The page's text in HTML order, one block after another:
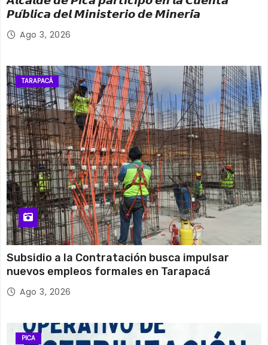
n
r
a
d
a
s
𝙋𝙪́𝙗𝙡𝙞𝙘𝙖 𝙙𝙚𝙡 𝙈𝙞𝙣𝙞𝙨𝙩𝙚𝙧𝙞𝙤 𝙙𝙚 𝙈𝙞𝙣𝙚𝙧𝙞́𝙖
Ago 3, 2026
TARAPACÁ
Subsidio a la Contratación busca impulsar
nuevos empleos formales en Tarapacá
Ago 3, 2026
PICA